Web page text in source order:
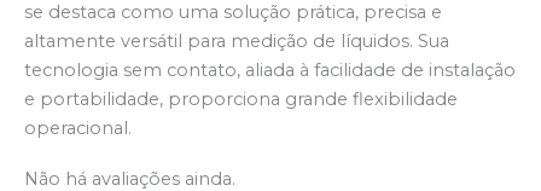
se destaca como uma solução prática, precisa e
altamente versátil para medição de líquidos. Sua
tecnologia sem contato, aliada à facilidade de instalação
e portabilidade, proporciona grande flexibilidade
operacional.
Não há avaliações ainda.